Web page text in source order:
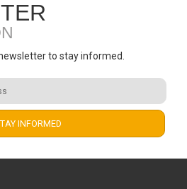
to stay informed.